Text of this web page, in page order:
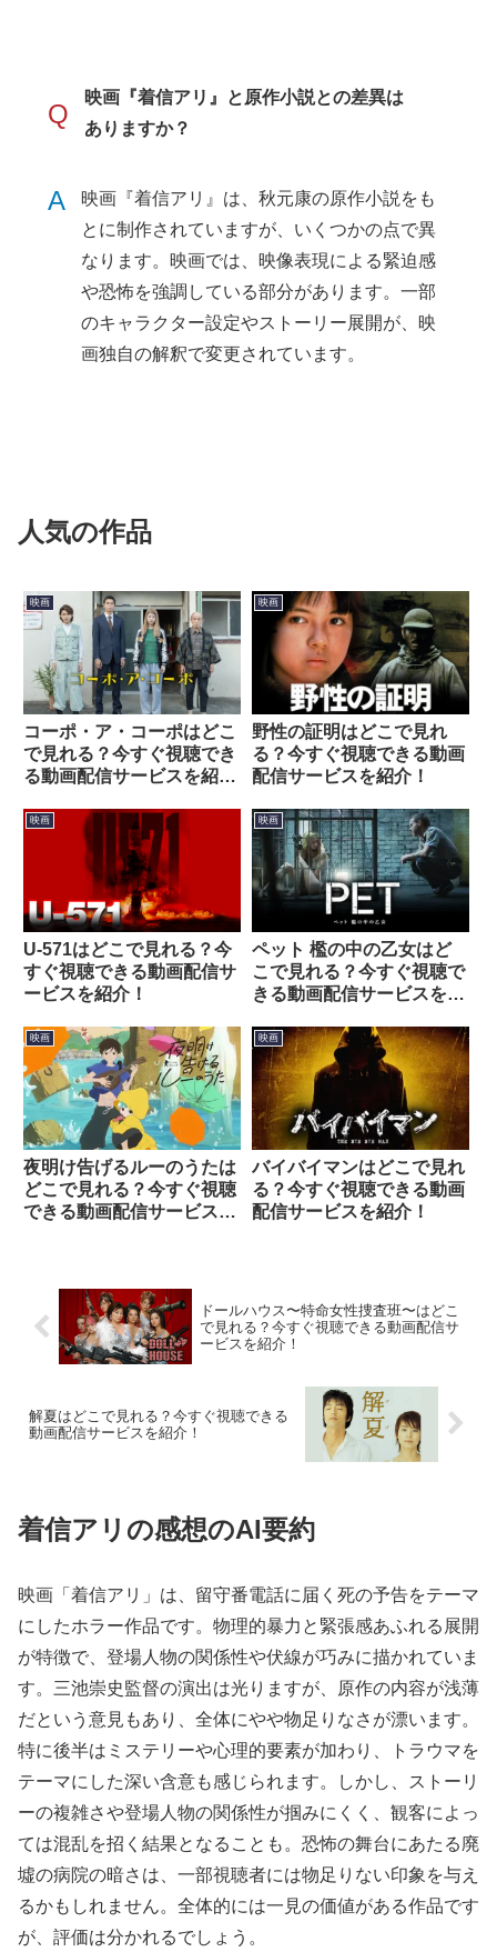
Q
映画『着信アリ』と原作小説との差異は
ありますか？
A
映画『着信アリ』は、秋元康の原作小説をも
とに制作されていますが、いくつかの点で異
なります。映画では、映像表現による緊迫感
や恐怖を強調している部分があります。一部
のキャラクター設定やストーリー展開が、映
画独自の解釈で変更されています。
人気の作品
映画
コーポ・ア・コーポはどこ
で見れる？今すぐ視聴でき
る動画配信サービスを紹
映画
野性の証明はどこで見れ
る？今すぐ視聴できる動画
配信サービスを紹介！
映画
U-571はどこで見れる？今
すぐ視聴できる動画配信サ
ービスを紹介！
映画
ペット 檻の中の乙女はど
こで見れる？今すぐ視聴で
きる動画配信サービスを紹
映画
夜明け告げるルーのうたは
どこで見れる？今すぐ視聴
できる動画配信サービスを
映画
バイバイマンはどこで見れ
る？今すぐ視聴できる動画
配信サービスを紹介！
ドールハウス〜特命女性捜査班〜はどこ
で見れる？今すぐ視聴できる動画配信サ
ービスを紹介！
解夏はどこで見れる？今すぐ視聴できる
動画配信サービスを紹介！
着信アリの感想のAI要約
映画「着信アリ」は、留守番電話に届く死の予告をテーマ
にしたホラー作品です。物理的暴力と緊張感あふれる展開
が特徴で、登場人物の関係性や伏線が巧みに描かれていま
す。三池崇史監督の演出は光りますが、原作の内容が浅薄
だという意見もあり、全体にやや物足りなさが漂います。
特に後半はミステリーや心理的要素が加わり、トラウマを
テーマにした深い含意も感じられます。しかし、ストーリ
ーの複雑さや登場人物の関係性が掴みにくく、観客によっ
ては混乱を招く結果となることも。恐怖の舞台にあたる廃
墟の病院の暗さは、一部視聴者には物足りない印象を与え
るかもしれません。全体的には一見の価値がある作品です
が、評価は分かれるでしょう。